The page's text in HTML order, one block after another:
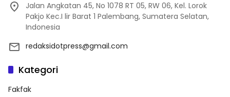
Jalan Angkatan 45, No 1078 RT 05, RW 06, Kel. Lorok
Pakjo Kec.I lir Barat 1 Palembang, Sumatera Selatan,
Indonesia
redaksidotpress@gmail.com
Kategori
Fakfak